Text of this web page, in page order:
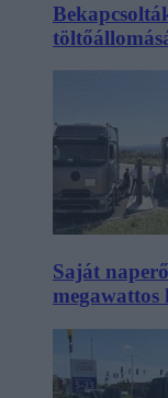
Saját